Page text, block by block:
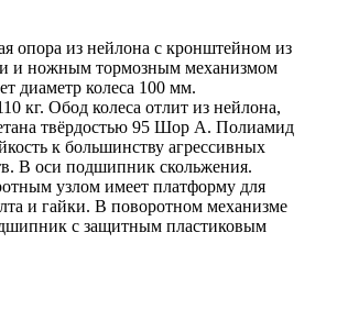
опора из нейлона с кронштейном из
и ножным тормозным механизмом
диаметр колеса 100 мм.
кг. Обод колеса отлит из нейлона,
твёрдостью 95 Шор А. Полиамид
к большинству агрессивных
В оси подшипник скольжения.
узлом имеет платформу для
и гайки. В поворотном механизме
с защитным пластиковым